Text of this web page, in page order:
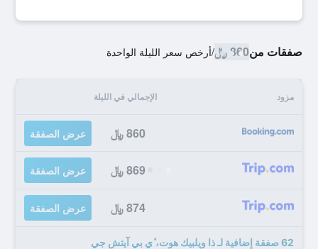
صفقات من860 ﷼ /أرخص سعر الليلة الواحدة
مزود الإجمالي في الليلة
860 ﷼ عرض الصفقة
869 ﷼ عرض الصفقة
874 ﷼ عرض الصفقة
62 صفقة إضافية لـ ذا ويلبيك هوت، ٔي بي آيتش جي